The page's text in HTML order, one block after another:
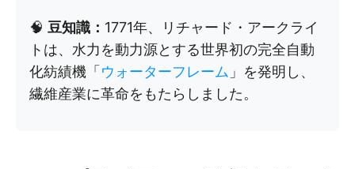
🧠 豆知識： 1771年、リチャード・アークライ
トは、水力を動力源とする世界初の完全自動
化紡績機「 ウォーターフレーム 」を発明し、
繊維産業に革命をもたらしました。